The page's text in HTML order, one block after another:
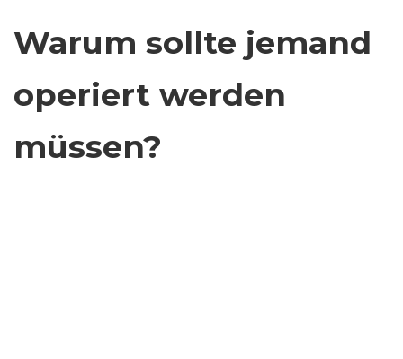
Warum sollte jemand
operiert werden
müssen?